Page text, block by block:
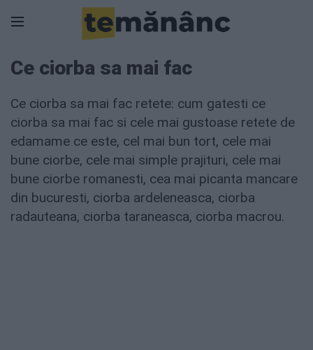
Ce ciorba sa mai fac
Ce ciorba sa mai fac retete: cum gatesti ce
ciorba sa mai fac si cele mai gustoase retete de
edamame ce este, cel mai bun tort, cele mai
bune ciorbe, cele mai simple prajituri, cele mai
bune ciorbe romanesti, cea mai picanta mancare
din bucuresti, ciorba ardeleneasca, ciorba
radauteana, ciorba taraneasca, ciorba macrou.